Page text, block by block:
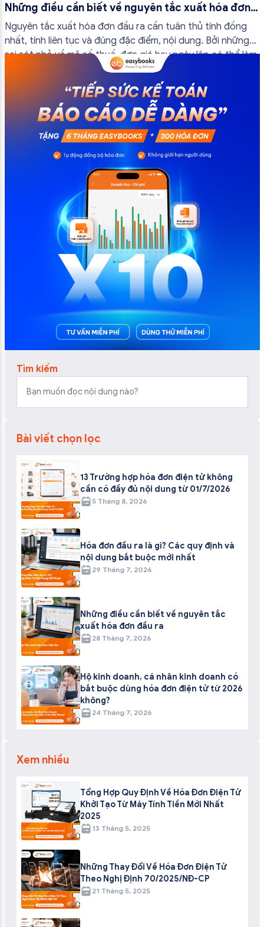
Những điều cần biết về nguyên tắc xuất hóa đơn
đầu ra
Nguyên tắc xuất hóa đơn đầu ra cần tuân thủ tính đồng
nhất, tính liên tục và đúng đặc điểm, nội dung. Bởi những
sai sót nhỏ về mã số thuế, đơn giá hay ngày lập có thể làm
ảnh hưởng đến quá trình quyết toán thuế của bạn. Kế
toán có thể tham khảo […]
Tìm kiếm
Bài viết chọn lọc
13 Trường hợp hóa đơn điện tử không
cần có đầy đủ nội dung từ 01/7/2026
5 Tháng 8, 2026
Hóa đơn đầu ra là gì? Các quy định và
nội dung bắt buộc mới nhất
29 Tháng 7, 2026
Những điều cần biết về nguyên tắc
xuất hóa đơn đầu ra
28 Tháng 7, 2026
Hộ kinh doanh, cá nhân kinh doanh có
bắt buộc dùng hóa đơn điện tử từ 2026
không?
24 Tháng 7, 2026
Xem nhiều
Tổng Hợp Quy Định Về Hóa Đơn Điện Tử
Khởi Tạo Từ Máy Tính Tiền Mới Nhất
2025
13 Tháng 5, 2025
Những Thay Đổi Về Hóa Đơn Điện Tử
Theo Nghị Định 70/2025/NĐ-CP
21 Tháng 5, 2025